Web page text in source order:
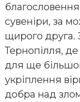
сувеніри, за
щирого друга.
Тернопілля,
для ще
укріплення
добра над